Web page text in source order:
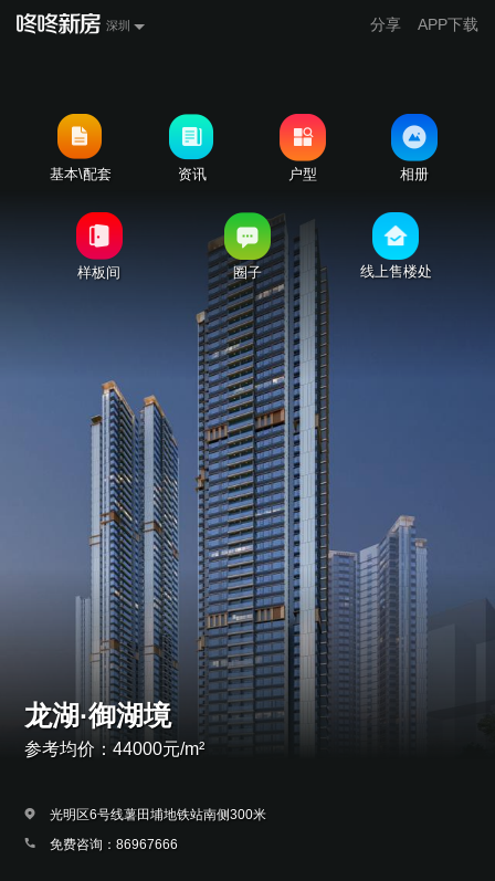
深圳 分享 APP下载
基本\配套 资讯 户型 相册
样板间 圈子 线上售楼处
龙湖·御湖境
参考均价：44000元/m²
光明区6号线薯田埔地铁站南侧300米
免费咨询：86967666